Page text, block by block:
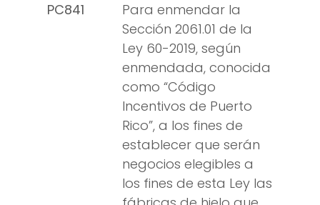
PC841
Para enmendar la
Sección 2061.01 de la
Ley 60-2019, según
enmendada, conocida
como “Código
Incentivos de Puerto
Rico”, a los fines de
establecer que serán
negocios elegibles a
los fines de esta Ley las